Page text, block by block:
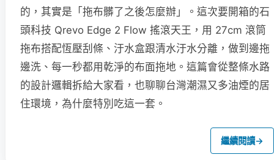
的，其實是「拖布髒了之後怎麼辦」。這次要開箱的石
頭科技 Qrevo Edge 2 Flow 搖滾天王，用 27cm 滾筒
拖布搭配恆壓刮條、汙水盒跟清水汙水分離，做到邊拖
邊洗、每一秒都用乾淨的布面拖地。這篇會從整條水路
的設計邏輯拆給大家看，也聊聊台灣潮濕又多油煙的居
住環境，為什麼特別吃這一套。
繼續閱讀→